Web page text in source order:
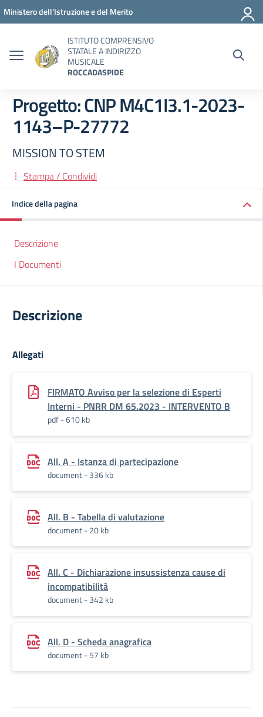
Vai ai contenuti
Vai al menu di navigazione
Vai al footer
Ministero dell'Istruzione e del Merito
ISTITUTO COMPRENSIVO
STATALE A INDIRIZZO
MUSICALE
ROCCADASPIDE
Progetto: CNP M4C1I3.1-2023-
1143–P-27772
MISSION TO STEM
Stampa / Condividi
Indice della pagina
Descrizione
I Documenti
Descrizione
Allegati
FIRMATO Avviso per la selezione di Esperti
Interni - PNRR DM 65.2023 - INTERVENTO B
pdf - 610 kb
All. A - Istanza di partecipazione
document - 336 kb
All. B - Tabella di valutazione
document - 20 kb
All. C - Dichiarazione insussistenza cause di
incompatibilità
document - 342 kb
All. D - Scheda anagrafica
document - 57 kb